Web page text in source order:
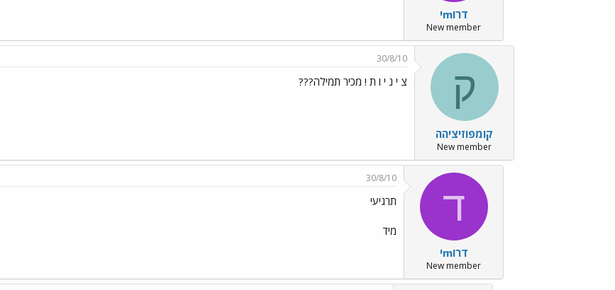
דרוmי
New member
ק
קומפוזיציהה
New member
30/8/10
צ י נ י ו ת ! מכיר תמילה???
ד
דרוmי
New member
30/8/10
תרגיעי
מיד